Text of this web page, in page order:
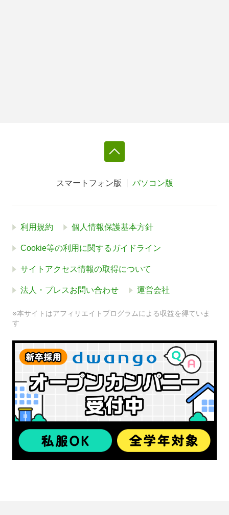
スマートフォン版 パソコン版
利用規約 個人情報保護基本方針
Cookie等の利用に関するガイドライン
サイトアクセス情報の取得について
法人・プレスお問い合わせ 運営会社
※本サイトはアフィリエイトプログラムによる収益を得ていま
す